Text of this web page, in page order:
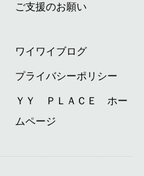
ご支援のお願い
ワイワイブログ
プライバシーポリシー
ＹＹ ＰＬＡＣＥ ホー
ムページ